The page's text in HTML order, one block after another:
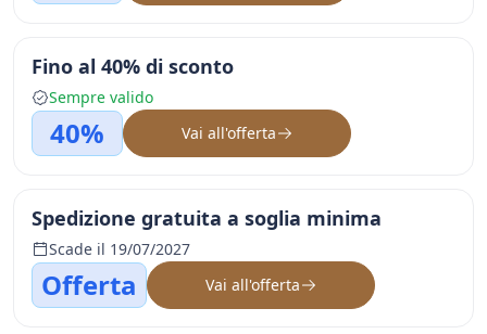
Fino al 40% di sconto
Sempre valido
40% Vai all'offerta
Spedizione gratuita a soglia minima
Scade il 19/07/2027
Offerta Vai all'offerta